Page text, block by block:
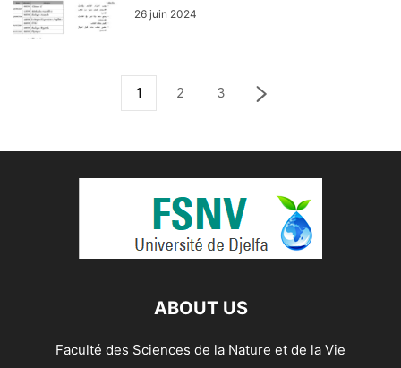
26 juin 2024
1 2 3
ABOUT US
Faculté des Sciences de la Nature et de la Vie